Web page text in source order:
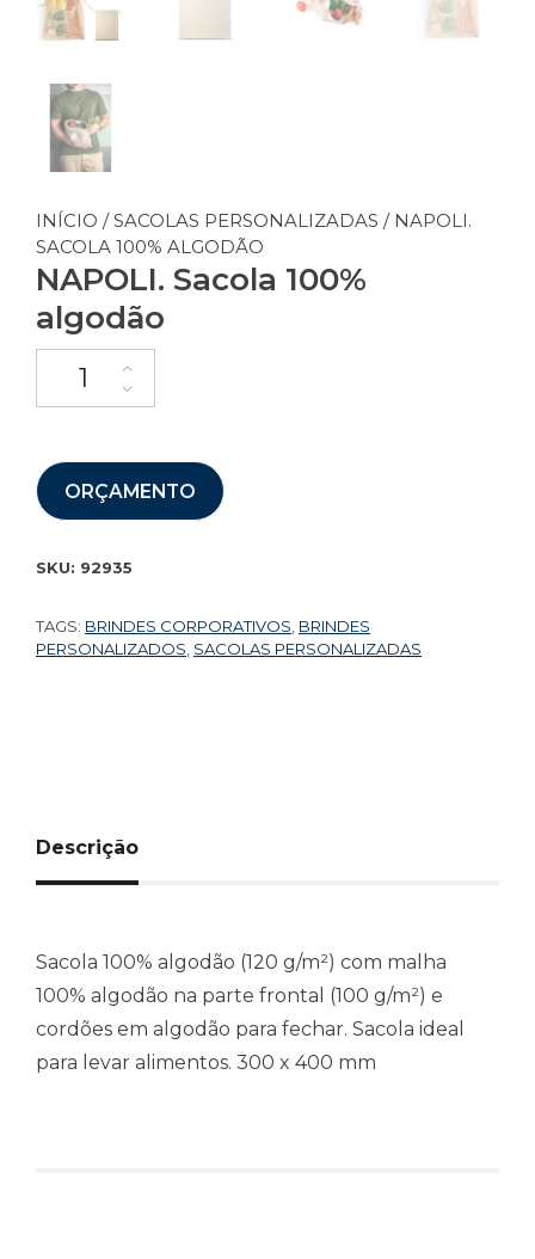
INÍCIO /SACOLAS PERSONALIZADAS / NAPOLI.
SACOLA 100% ALGODÃO
NAPOLI. Sacola 100%
algodão
ORÇAMENTO
SKU: 92935
TAGS: BRINDES CORPORATIVOS BRINDES
PERSONALIZADOS SACOLAS PERSONALIZADAS
Descrição
Sacola 100% algodão (120 g/m²) com malha
100% algodão na parte frontal (100 g/m²) e
cordões em algodão para fechar. Sacola ideal
para levar alimentos. 300 x 400 mm